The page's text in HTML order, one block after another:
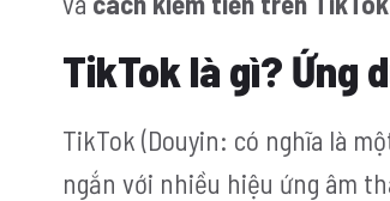
TikTok là gì? Ứng
TikTok (Douyin: có nghĩa là
ngắn với nhiều hiệu ứng âm